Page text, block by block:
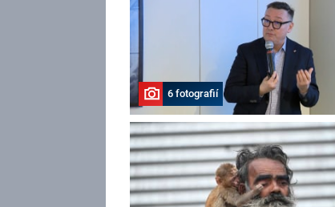
6 fotografií